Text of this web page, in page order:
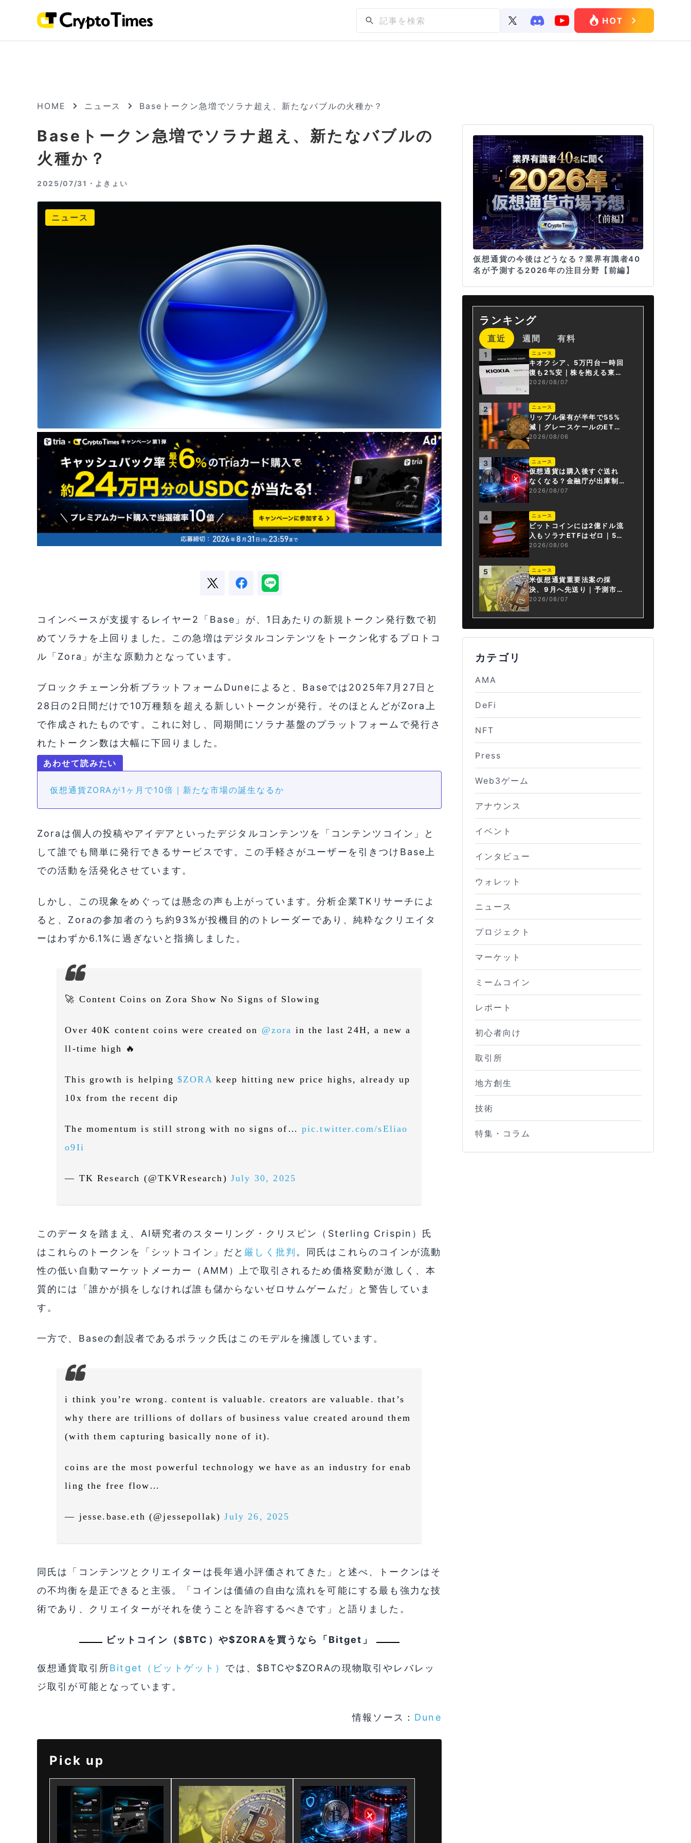
HOME ニュース Baseトークン急増でソラナ超え、新たなバブルの火種か？
Baseトークン急増でソラナ超え、新たなバブルの
火種か？
2025/07/31・ よきょい
ニュース
コインベースが支援するレイヤー2「Base」が、1日あたりの新規トークン発行数で初
めてソラナを上回りました。この急増はデジタルコンテンツをトークン化するプロトコ
ル「Zora」が主な原動力となっています。
ブロックチェーン分析プラットフォームDuneによると、Baseでは2025年7月27日と
28日の2日間だけで10万種類を超える新しいトークンが発行。そのほとんどがZora上
で作成されたものです。これに対し、同期間にソラナ基盤のプラットフォームで発行さ
れたトークン数は大幅に下回りました。
仮想通貨ZORAが1ヶ月で10倍｜新たな市場の誕生なるか
Zoraは個人の投稿やアイデアといったデジタルコンテンツを「コンテンツコイン」と
して誰でも簡単に発行できるサービスです。この手軽さがユーザーを引きつけBase上
での活動を活発化させています。
しかし、この現象をめぐっては懸念の声も上がっています。分析企業TKリサーチによ
ると、Zoraの参加者のうち約93%が投機目的のトレーダーであり、純粋なクリエイタ
ーはわずか6.1%に過ぎないと指摘しました。
🚀 Content Coins on Zora Show No Signs of Slowing
Over 40K content coins were created on @zora in the last 24H, a new a
ll-time high 🔥
This growth is helping$ZORA keep hitting new price highs, already up
10x from the recent dip
The momentum is still strong with no signs of… pic.twitter.com/sEliao
o9Ii
— TK Research (@TKVResearch) July 30, 2025
このデータを踏まえ、AI研究者のスターリング・クリスピン（Sterling Crispin）氏
はこれらのトークンを「シットコイン」だと 厳しく批判 。同氏はこれらのコインが流動
性の低い自動マーケットメーカー（AMM）上で取引されるため価格変動が激しく、本
質的には「誰かが損をしなければ誰も儲からないゼロサムゲームだ」と警告していま
す。
一方で、Baseの創設者であるポラック氏はこのモデルを擁護しています。
i think you’re wrong. content is valuable. creators are valuable. that’s
why there are trillions of dollars of business value created around them
(with them capturing basically none of it).
coins are the most powerful technology we have as an industry for enab
ling the free flow…
— jesse.base.eth (@jessepollak)July 26, 2025
同氏は「コンテンツとクリエイターは長年過小評価されてきた」と述べ、トークンはそ
の不均衡を是正できると主張。「コインは価値の自由な流れを可能にする最も強力な技
術であり、クリエイターがそれを使うことを許容するべきです」と語りました。
ビットコイン（$BTC）や$ZORAを買うなら「Bitget」
仮想通貨取引所Bitget（ビットゲット） では、$BTCや$ZORAの現物取引やレバレッ
ジ取引が可能となっています。
情報ソース： Dune
Pick up
仮想通貨の今後はどうなる？業界有識者40
名が予測する2026年の注目分野【前編】
ランキング
直近 週間 有料
1 ニュース
キオクシア、5万円台一時回
復も2%安｜株を抱える東芝
は純利益30倍
2026/08/07
2 ニュース
リップル保有が半年で55%
減｜グレースケールのET
F、純資産1.6億ドル減
2026/08/06
3 ニュース
仮想通貨は購入後すぐ送れ
なくなる？金融庁が出庫制
限を要請
2026/08/07
4 ニュース
ビットコインには2億ドル流
入もソラナETFはゼロ｜5営
業日連続で停止
2026/08/06
5 ニュース
米仮想通貨重要法案の採
決、9月へ先送り｜予測市場
の成立確率は14%に
2026/08/07
カテゴリ
AMA
DeFi
NFT
Press
Web3ゲーム
アナウンス
イベント
インタビュー
ウォレット
ニュース
プロジェクト
マーケット
ミームコイン
レポート
初心者向け
取引所
地方創生
技術
特集・コラム